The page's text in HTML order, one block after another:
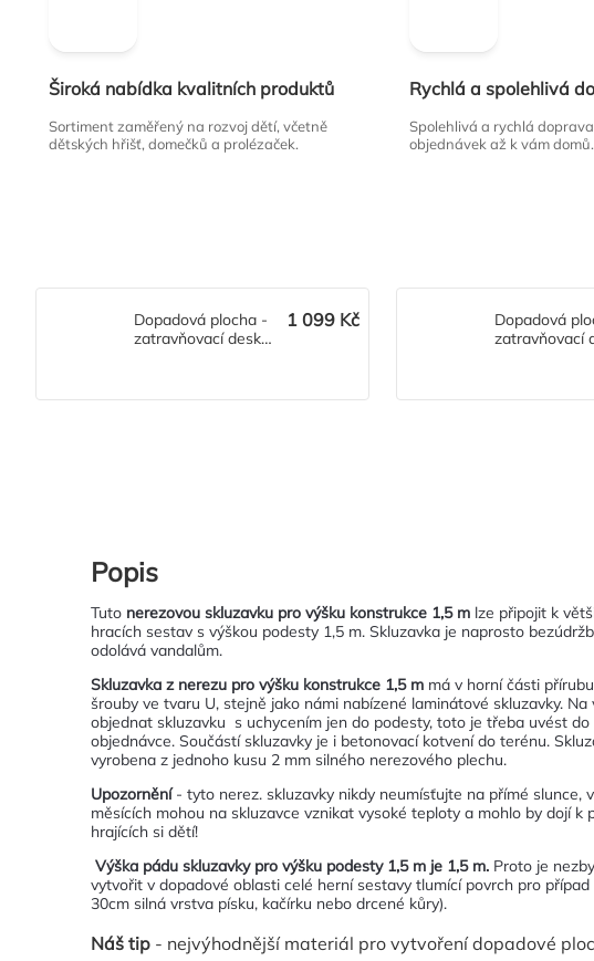
Široká nabídka kvalitních produktů
Sortiment zaměřený na rozvoj dětí, včetně
dětských hřišť, domečků a prolézaček.
Rychlá a spolehlivá
Spolehlivá a rychlá
objednávek až k vám domů.
Dopadová plocha -
zatravňovací deska
1 099 Kč
Dopadová
zatravňovací
Popis
Tuto nerezovou skluzavku pro výšku konstrukce 1,5 m lze připojit k
hracích sestav s výškou podesty 1,5 m. Skluzavka je naprosto
odolává vandalům.
Skluzavka z nerezu pro výšku konstrukce 1,5 m má v horní části
šrouby ve tvaru U, stejně jako námi nabízené laminátové skluzavky. Na
objednat skluzavku s uchycením jen do podesty, toto je třeba uvést do
objednávce. Součástí skluzavky je i betonovací kotvení do terénu.
vyrobena z jednoho kusu 2 mm silného nerezového plechu.
Upozornění- tyto nerez. skluzavky nikdy neumísťujte na přímé slunce,
měsících mohou na skluzavce vznikat vysoké teploty a mohlo by dojí k
hrajících si dětí!
Výška pádu skluzavky pro výšku podesty 1,5 m je 1,5 m. Proto je
vytvořit v dopadové oblasti celé herní sestavy tlumící povrch pro případ
30cm silná vrstva písku, kačírku nebo drcené kůry).
Náš tip - nejvýhodnější materiál pro vytvoření dopadové